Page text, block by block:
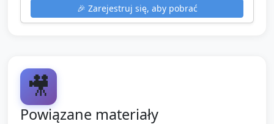
🎉 Zarejestruj się, aby pobrać
🎥
Powiązane materiały